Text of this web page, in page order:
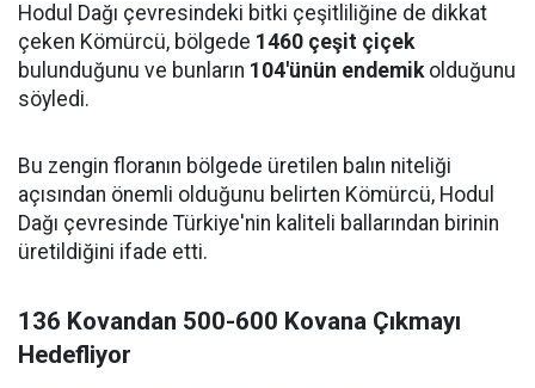
Hodul Dağı çevresindeki bitki çeşitliliğine de dikkat
çeken Kömürcü, bölgede 1460 çeşit çiçek
bulunduğunu ve bunların 104'ünün endemikolduğunu
söyledi.
Bu zengin floranın bölgede üretilen balın niteliği
açısından önemli olduğunu belirten Kömürcü, Hodul
Dağı çevresinde Türkiye'nin kaliteli ballarından birinin
üretildiğini ifade etti.
136 Kovandan 500-600 Kovana Çıkmayı
Hedefliyor